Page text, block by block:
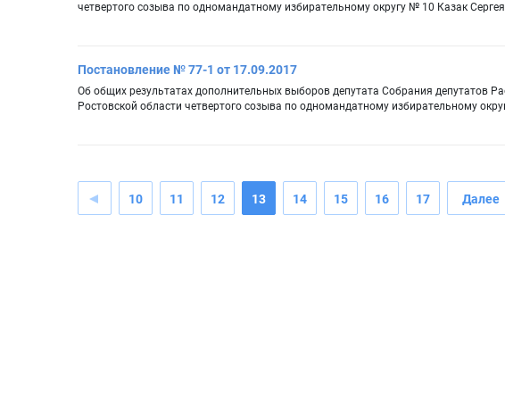
четвертого созыва по одномандатному избирательному округу № 10 Казак
Постановление № 77-1 от 17.09.2017
Об общих результатах дополнительных выборов депутата Собрания депутатов
Ростовской области четвертого созыва по одномандатному избирательному
10 11 12 13 14 15 16 17 Далее